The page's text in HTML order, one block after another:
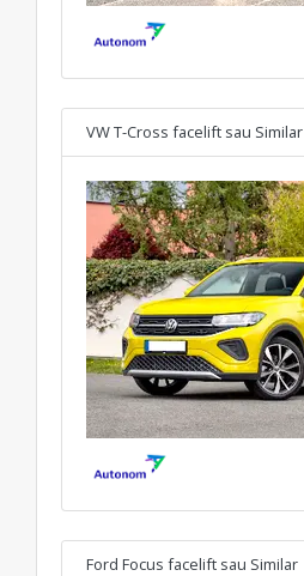
VW T-Cross facelift sau Similar
Ford Focus facelift sau Similar